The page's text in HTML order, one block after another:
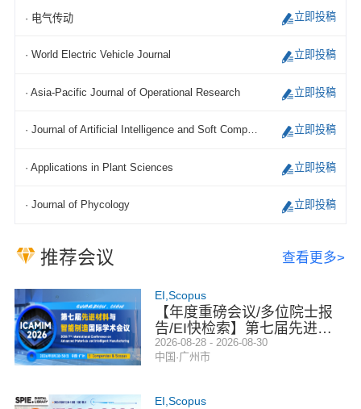
· 电气传动 立即投稿
· World Electric Vehicle Journal 立即投稿
· Asia-Pacific Journal of Operational Research 立即投稿
· Journal of Artificial Intelligence and Soft Computing Research 立即投稿
· Applications in Plant Sciences 立即投稿
· Journal of Phycology 立即投稿
推荐会议 查看更多>
EI,Scopus
【年度重磅会议/多位院士报
告/EI快检索】第七届先进材
料与智能制造国际学术会议
（ICAMIM 2026）
2026-08-28 - 2026-08-30
中国·广州市
EI,Scopus